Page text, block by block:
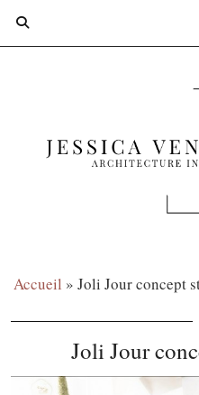
Accueil » Joli Jour concept
Joli Jour